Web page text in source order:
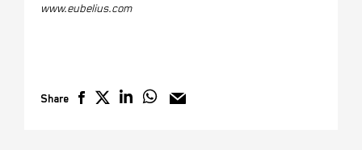
www.eubelius.com
Share